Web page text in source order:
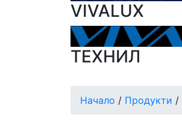
VIVALUX
ТЕХНИЛ
Начало / Продукти /